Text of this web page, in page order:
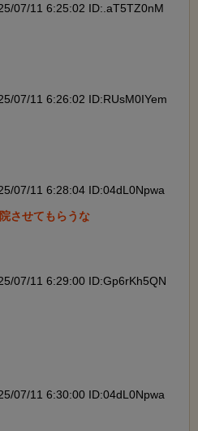
07/11 6:25:02 ID:.aT5TZ0nM
07/11 6:26:02 ID:RUsM0IYem
07/11 6:28:04 ID:04dL0Npwa
させてもらうな
07/11 6:29:00 ID:Gp6rKh5QN
07/11 6:30:00 ID:04dL0Npwa